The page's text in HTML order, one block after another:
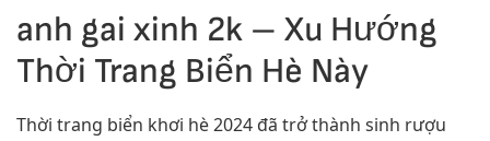
anh gai xinh 2k – Xu Hướng
Thời Trang Biển Hè Này
Thời trang biển khơi hè 2024 đã trở thành sinh rượu